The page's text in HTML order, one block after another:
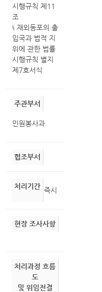
시행규칙 제11
조
§ 재외동포의 출
입국과 법적 지
위에 관한 법률
시행규칙 별지
제7호서식
주관부서
민원봉사과
협조부서
처리기간 즉시
현장 조사사항
처리과정 흐름
도
및 위임전결